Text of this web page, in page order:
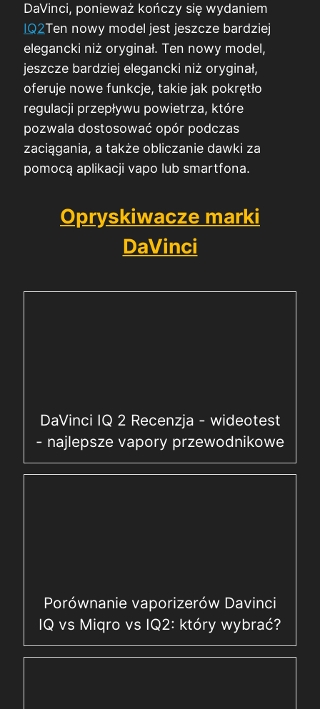
DaVinci, ponieważ kończy się wydaniem
IQ2Ten nowy model jest jeszcze bardziej
elegancki niż oryginał. Ten nowy model,
jeszcze bardziej elegancki niż oryginał,
oferuje nowe funkcje, takie jak pokrętło
regulacji przepływu powietrza, które
pozwala dostosować opór podczas
zaciągania, a także obliczanie dawki za
pomocą aplikacji vapo lub smartfona.
Opryskiwacze marki
DaVinci
DaVinci IQ 2 Recenzja - wideotest
- najlepsze vapory przewodnikowe
Porównanie vaporizerów Davinci
IQ vs Miqro vs IQ2: który wybrać?